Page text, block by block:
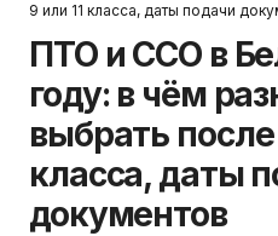
9 или 11 класса, даты подачи
ПТО и ССО в
году: в чём
выбрать после
класса, даты
документов